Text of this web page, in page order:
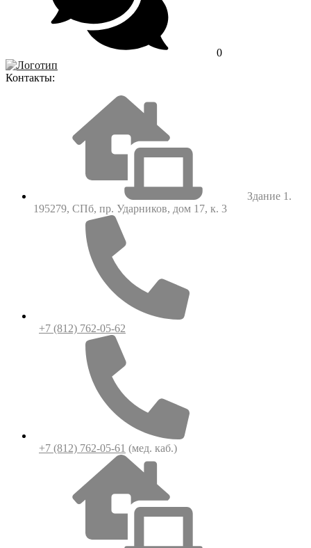
0
Контакты:
Здание 1.
195279, СПб, пр. Ударников, дом 17, к. 3
+7 (812) 762-05-62
+7 (812) 762-05-61 (мед. каб.)